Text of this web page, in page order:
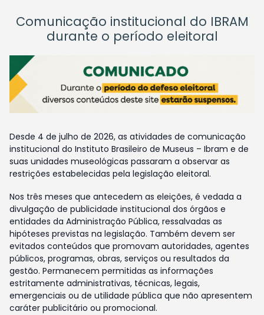
Comunicação institucional do IBRAM
durante o período eleitoral
Desde 4 de julho de 2026, as atividades de comunicação
institucional do Instituto Brasileiro de Museus – Ibram e de
suas unidades museológicas passaram a observar as
restrições estabelecidas pela legislação eleitoral.
Nos três meses que antecedem as eleições, é vedada a
divulgação de publicidade institucional dos órgãos e
entidades da Administração Pública, ressalvadas as
hipóteses previstas na legislação. Também devem ser
evitados conteúdos que promovam autoridades, agentes
públicos, programas, obras, serviços ou resultados da
gestão. Permanecem permitidas as informações
estritamente administrativas, técnicas, legais,
emergenciais ou de utilidade pública que não apresentem
caráter publicitário ou promocional.